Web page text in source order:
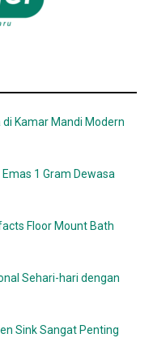
Kamar Mandi Modern
1 Gram Dewasa
Floor Mount Bath
Sehari-hari dengan
Sink Sangat Penting